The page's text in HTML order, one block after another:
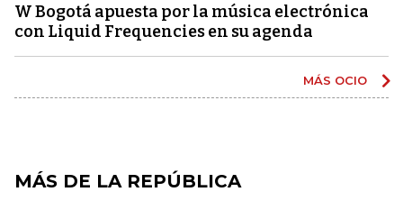
W Bogotá apuesta por la música electrónica
con Liquid Frequencies en su agenda
MÁS OCIO
MÁS DE LA REPÚBLICA